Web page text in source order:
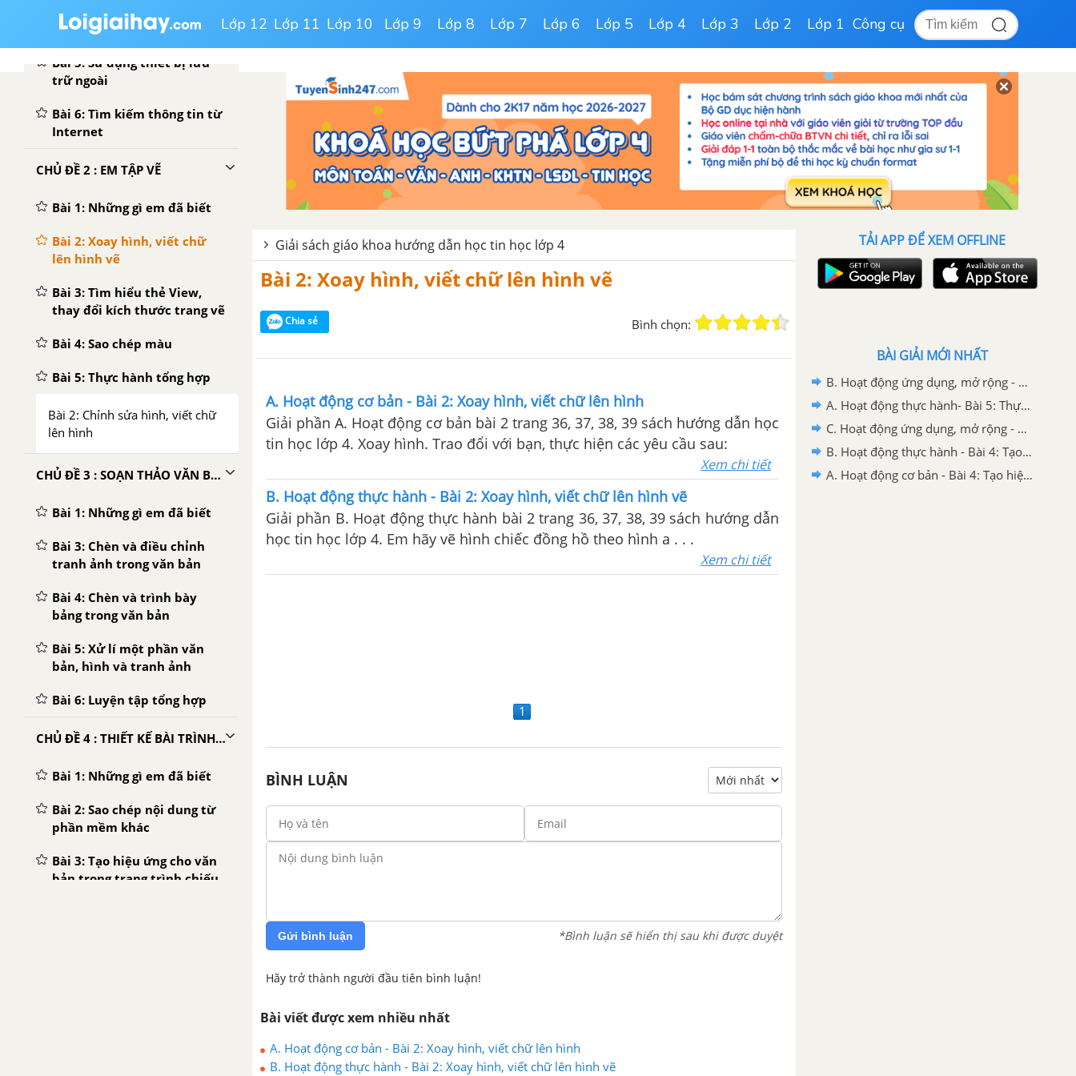
Lớp 12 Lớp 11 Lớp 10 Lớp 9 Lớp 8 Lớp 7 Lớp 6 Lớp 5 Lớp 4 Lớp 3 Lớp 2 Lớp 1 Công cụ
Bài 4: Các thao tác với tệp
Bài 5: Sử dụng thiết bị lưu
trữ ngoài
Bài 6: Tìm kiếm thông tin từ
Internet
CHỦ ĐỀ 2 : EM TẬP VẼ
Bài 1: Những gì em đã biết
Bài 2: Xoay hình, viết chữ
lên hình vẽ
Bài 3: Tìm hiểu thẻ View,
thay đổi kích thước trang vẽ
Bài 4: Sao chép màu
Bài 5: Thực hành tổng hợp
Bài 2: Chỉnh sửa hình, viết chữ
lên hình
CHỦ ĐỀ 3 : SOẠN THẢO VĂN BẢN
Bài 1: Những gì em đã biết
Bài 3: Chèn và điều chỉnh
tranh ảnh trong văn bản
Bài 4: Chèn và trình bày
bảng trong văn bản
Bài 5: Xử lí một phần văn
bản, hình và tranh ảnh
Bài 6: Luyện tập tổng hợp
CHỦ ĐỀ 4 : THIẾT KẾ BÀI TRÌNH CHIẾU
Bài 1: Những gì em đã biết
Bài 2: Sao chép nội dung từ
phần mềm khác
Bài 3: Tạo hiệu ứng cho văn
bản trong trang trình chiếu
Giải sách giáo khoa hướng dẫn học tin học lớp 4
Bài 2: Xoay hình, viết chữ lên hình vẽ
Chia sẻ Bình chọn:
A. Hoạt động cơ bản - Bài 2: Xoay hình, viết chữ lên hình
Giải phần A. Hoạt động cơ bản bài 2 trang 36, 37, 38, 39 sách hướng dẫn học
tin học lớp 4. Xoay hình. Trao đổi với bạn, thực hiện các yêu cầu sau:
Xem chi tiết
B. Hoạt động thực hành - Bài 2: Xoay hình, viết chữ lên hình vẽ
Giải phần B. Hoạt động thực hành bài 2 trang 36, 37, 38, 39 sách hướng dẫn
học tin học lớp 4. Em hãy vẽ hình chiếc đồng hồ theo hình a . . .
Xem chi tiết
1
BÌNH LUẬN
Gửi bình luận *Bình luận sẽ hiển thị sau khi được duyệt
Hãy trở thành người đầu tiên bình luận!
Bài viết được xem nhiều nhất
A. Hoạt động cơ bản - Bài 2: Xoay hình, viết chữ lên hình
B. Hoạt động thực hành - Bài 2: Xoay hình, viết chữ lên hình vẽ
TẢI APP ĐỂ XEM OFFLINE
BÀI GIẢI MỚI NHẤT
B. Hoạt động ứng dụng, mở rộng - Bài 5:Thực hành tổng hợp
A. Hoạt động thực hành- Bài 5: Thực hành tổng hợp
C. Hoạt động ứng dụng, mở rộng - Bài 4: Tạo hiệu ứng cho hình ảnh trong trang trình chiếu
B. Hoạt động thực hành - Bài 4: Tạo hiệu ứng cho hình ảnh trong trang trình chiếu
A. Hoạt động cơ bản - Bài 4: Tạo hiệu ứng cho hình ảnh trong trang trình chiếu